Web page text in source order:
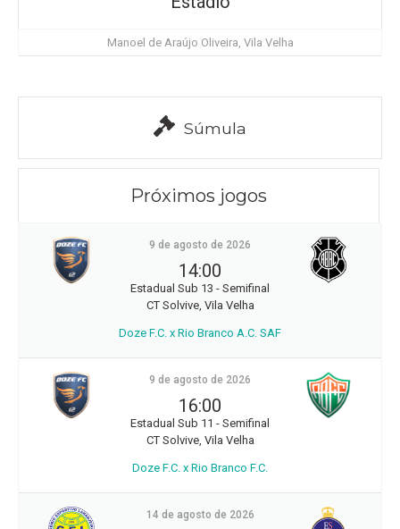
Manoel de Araújo Oliveira, Vila Velha
Súmula
Próximos jogos
9 de agosto de 2026
14:00
Estadual Sub 13 - Semifinal
CT Solvive, Vila Velha
Doze F.C. x Rio Branco A.C. SAF
9 de agosto de 2026
16:00
Estadual Sub 11 - Semifinal
CT Solvive, Vila Velha
Doze F.C. x Rio Branco F.C.
14 de agosto de 2026